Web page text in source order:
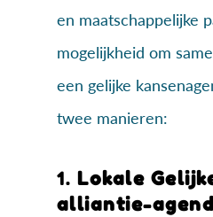
en maatschappelijke
mogelijkheid om
een gelijke
twee manieren:
1.Lokale
alliantie-